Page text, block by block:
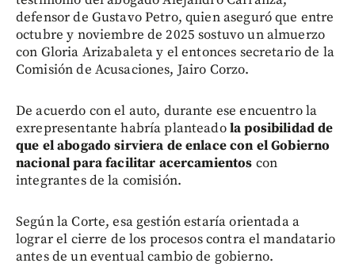
defensor de Gustavo Petro, quien aseguró que entre
octubre y noviembre de 2025 sostuvo un almuerzo
con Gloria Arizabaleta y el entonces secretario de la
Comisión de Acusaciones, Jairo Corzo.
De acuerdo con el auto, durante ese encuentro la
exrepresentante habría planteadola posibilidad de
que el abogado sirviera de enlace con el Gobierno
nacional para facilitar acercamientos con
integrantes de la comisión.
Según la Corte, esa gestión estaría orientada a
lograr el cierre de los procesos contra el mandatario
antes de un eventual cambio de gobierno.